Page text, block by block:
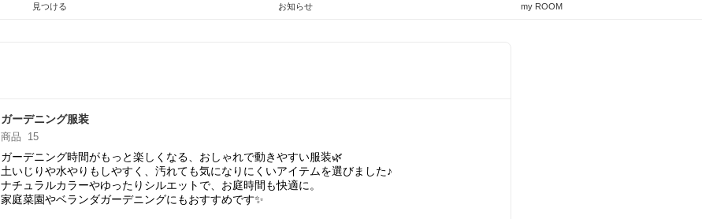
見つける お知らせ my ROOM
ガーデニング服装
商品 15
ガーデニング時間がもっと楽しくなる、おしゃれで動きやすい服装🌿
土いじりや水やりもしやすく、汚れても気になりにくいアイテムを選びました♪
ナチュラルカラーやゆったりシルエットで、お庭時間も快適に。
家庭菜園やベランダガーデニングにもおすすめです✨